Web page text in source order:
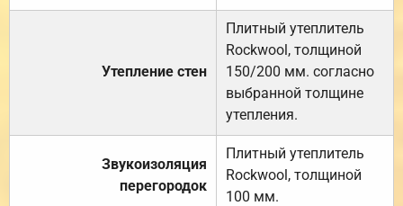
Утепление стен
Плитный утеплитель
Rockwool, толщиной
150/200 мм. согласно
выбранной толщине
утепления.
Звукоизоляция
перегородок
Плитный утеплитель
Rockwool, толщиной
100 мм.